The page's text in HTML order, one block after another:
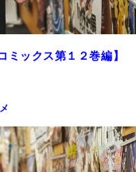
ミックス第１２巻編】